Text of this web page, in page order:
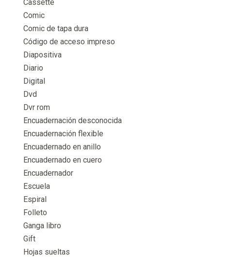
Cassette
Comic
Comic de tapa dura
Código de acceso impreso
Diapositiva
Diario
Digital
Dvd
Dvr rom
Encuadernación desconocida
Encuadernación flexible
Encuadernado en anillo
Encuadernado en cuero
Encuadernador
Escuela
Espiral
Folleto
Ganga libro
Gift
Hojas sueltas